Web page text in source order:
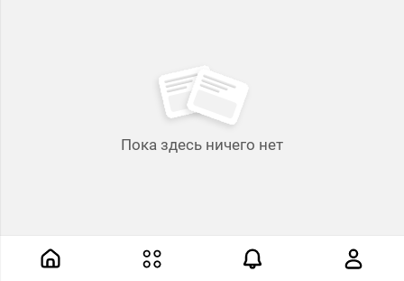
Пока здесь ничего нет